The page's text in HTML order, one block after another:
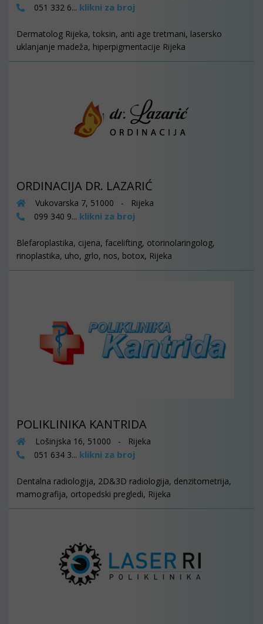
051 332 6... klikni za broj
Dermatolog Rijeka, toksin, anti age tretmani, lasersko
uklanjanje madeža, hiperpigmentacije Rijeka
ORDINACIJA DR. LAZARIĆ
Vukovarska 7, 51000 - Rijeka
099 340 9... klikni za broj
Blefaroplastika, cijena, facelifting, otorinolaringolog,
rinoplastika, uho, grlo, nos, botox, Rijeka
POLIKLINIKA KANTRIDA
Lošinjska 16, 51000 - Rijeka
051 634 3... klikni za broj
Dentalna radiologija, 2D&3D radiologija, denzitometrija,
mamografija, ortopedski pregledi, Rijeka